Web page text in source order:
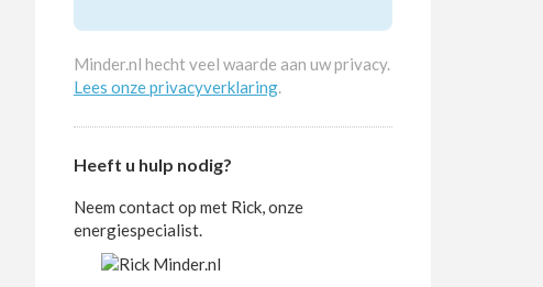
Minder.nl hecht veel waarde aan uw privacy.
Lees onze privacyverklaring.
Heeft u hulp nodig?
Neem contact op met Rick, onze
energiespecialist.